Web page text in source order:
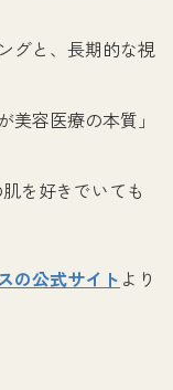
グと、長期的な視
美容医療の本質」
を好きでいても
の公式サイト より